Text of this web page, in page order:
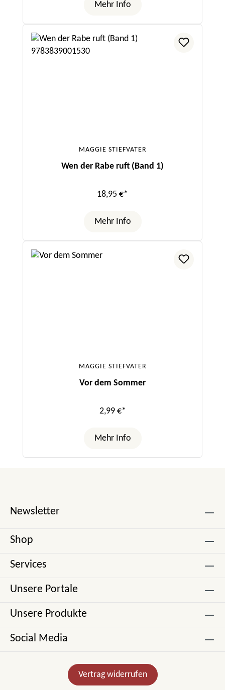
Mehr Info
MAGGIE STIEFVATER
Wen der Rabe ruft (Band 1)
18,95 €*
Mehr Info
MAGGIE STIEFVATER
Vor dem Sommer
2,99 €*
Mehr Info
Newsletter
Shop
Services
Unsere Portale
Unsere Produkte
Social Media
Vertrag widerrufen